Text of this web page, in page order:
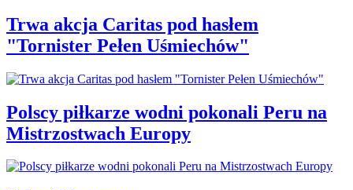
Trwa akcja Caritas pod hasłem
"Tornister Pełen Uśmiechów"
Polscy piłkarze wodni pokonali Peru na
Mistrzostwach Europy